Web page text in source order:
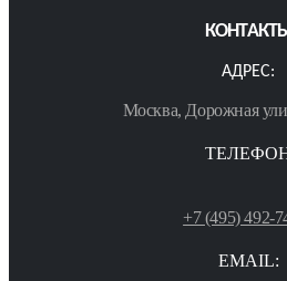
КОНТАКТЫ
АДРЕС:
Москва, Дорожная
+7 (495) 492-
EMAIL: